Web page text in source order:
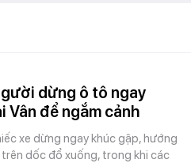
dừng ô tô ngay
Vân để ngắm cảnh
xe dừng ngay khúc gập, hướng
dốc đổ xuống, trong khi các